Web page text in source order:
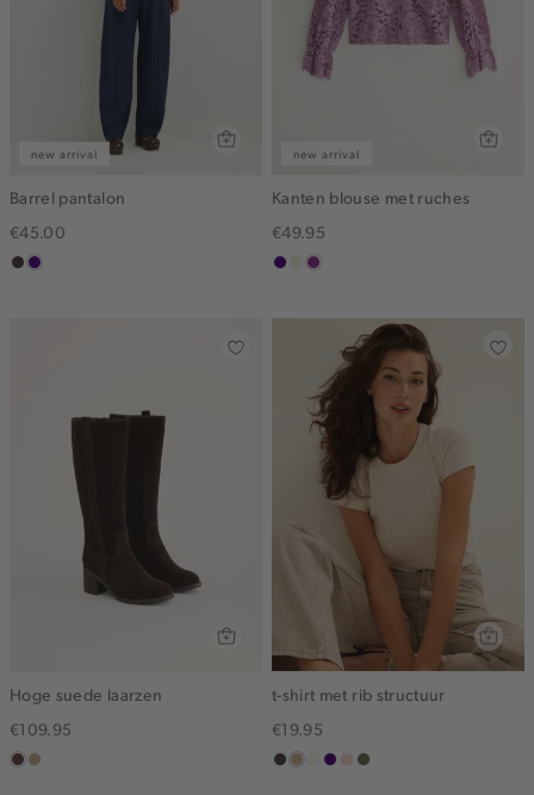
new arrival
Barrel pantalon
€45.00
chocoindigo
new arrival
Kanten blouse met ruches
€49.95
indigo
ecrumiddenpaars
Hoge suede laarzen
€109.95
donkerbruin
zand
t-shirt met rib structuur
€19.95
chocozandwit,indigo
pinkgroen,